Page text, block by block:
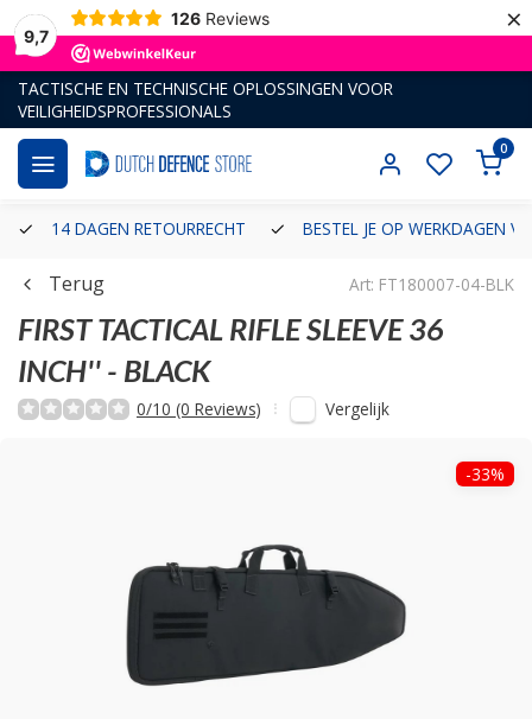
9,7
126 Reviews ×
TACTISCHE EN TECHNISCHE OPLOSSINGEN VOOR
VEILIGHEIDSPROFESSIONALS
0
14 DAGEN RETOURRECHT BESTEL JE OP WERKDAGEN
Terug Art: FT180007-04-BLK
FIRST TACTICAL RIFLE SLEEVE 36
INCH'' - BLACK
0/10 (0 Reviews) Vergelijk
-33%